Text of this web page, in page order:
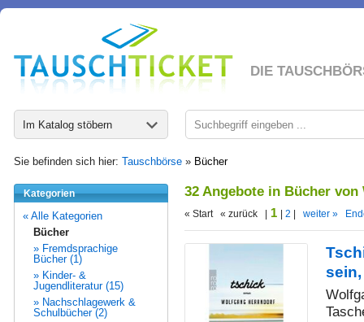
DIE
Im Katalog stöbern
Sie befinden sich hier: Tauschbörse » Bücher
Kategorien
« Alle Kategorien
Bücher
» Fremdsprachige
Bücher (1)
» Kinder- &
Jugendliteratur (15)
» Nachschlagewerk &
Schulbücher (2)
32 Angebote in Bücher
« Start « zurück | 1 2 weiter »